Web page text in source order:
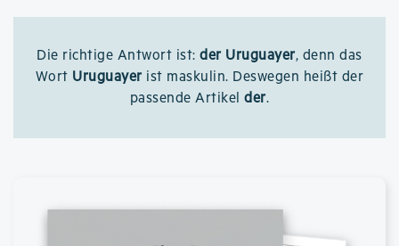
Die richtige Antwort ist:der Uruguayer, denn das
Wort Uruguayer ist maskulin. Deswegen heißt der
passende Artikelder.